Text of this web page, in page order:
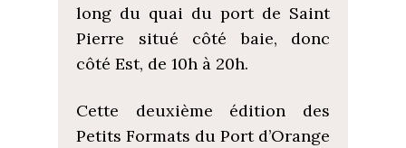
long du quai du port de Saint
Pierre situé côté baie, donc
côté Est, de 10h à 20h.
Cette deuxième édition des
Petits Formats du Port d’Orange